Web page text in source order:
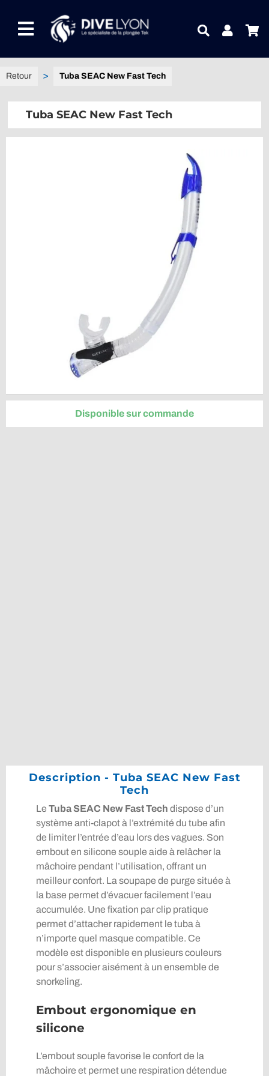
contenuToggle
Navigation
NOTRE UNIVERS PRODUITS
CONTACTEZ-NOUS
Tuba SEAC New Fast Tech
Tuba SEAC New Fast Tech
Disponible sur commande
Description - Tuba SEAC New Fast
Tech
Le Tuba SEAC New Fast Tech dispose d’un
système anti-clapot à l’extrémité du tube afin
de limiter l’entrée d’eau lors des vagues. Son
embout en silicone souple aide à relâcher la
mâchoire pendant l’utilisation, offrant un
meilleur confort. La soupape de purge située à
la base permet d’évacuer facilement l’eau
accumulée. Une fixation par clip pratique
permet d’attacher rapidement le tuba à
n’importe quel masque compatible. Ce
modèle est disponible en plusieurs couleurs
pour s’associer aisément à un ensemble de
snorkeling.
Embout ergonomique en
silicone
L’embout souple favorise le confort de la
mâchoire et permet une respiration détendue